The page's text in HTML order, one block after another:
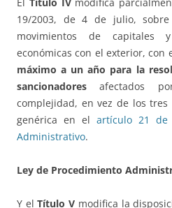
19/2003, de 4 de julio,
movimientos de capitales
económicas con el exterior, con
máximo a un año para la
sancionadores afectados
complejidad, en vez de los
genérica en el artículo 21 de
Administrativo.
Ley de Procedimiento
Y elTítulo V modifica la